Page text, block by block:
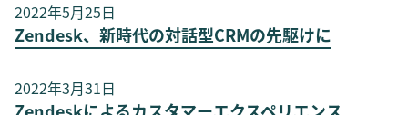
2022年5月25日
Zendesk、新時代の対話型CRMの先駆けに
2022年3月31日